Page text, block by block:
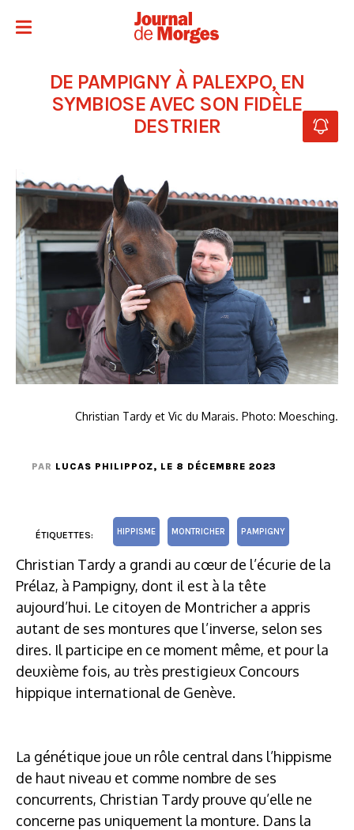
DE PAMPIGNY À PALEXPO, EN
SYMBIOSE AVEC SON FIDÈLE
DESTRIER
Christian Tardy et Vic du Marais. Photo: Moesching.
PAR LUCAS PHILIPPOZ, LE 8 DÉCEMBRE 2023
ÉTIQUETTES: HIPPISME MONTRICHER PAMPIGNY
Christian Tardy a grandi au cœur de l’écurie de la
Prélaz, à Pampigny, dont il est à la tête
aujourd’hui. Le citoyen de Montricher a appris
autant de ses montures que l’inverse, selon ses
dires. Il participe en ce moment même, et pour la
deuxième fois, au très prestigieux Concours
hippique international de Genève.
La génétique joue un rôle central dans l’hippisme
de haut niveau et comme nombre de ses
concurrents, Christian Tardy prouve qu’elle ne
concerne pas uniquement la monture. Dans la